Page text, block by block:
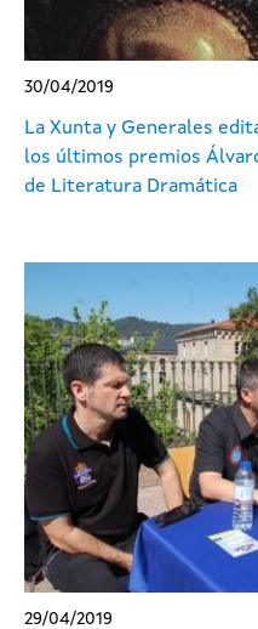
30/04/2019
La Xunta y Generales
los últimos premios
de Literatura Dramática
29/04/2019